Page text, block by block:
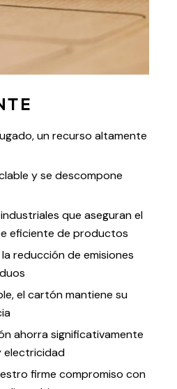
un recurso altamente
y se descompone
que aseguran el
eficiente de productos
reducción de emisiones
el cartón mantiene su
ahorra significativamente
electricidad
firme compromiso con